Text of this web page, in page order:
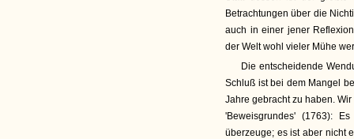
Betrachtungen über die
auch in einer jener
der Welt wohl vieler Mühe
Die entscheidende
Schluß ist bei dem Mangel
Jahre gebracht zu haben.
'Beweisgrundes' (1763):
überzeuge; es ist aber nicht